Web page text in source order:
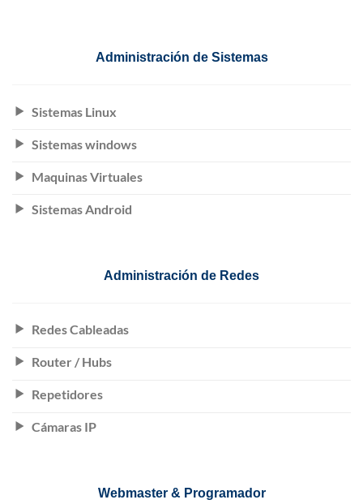
Administración de Sistemas
Sistemas Linux
Sistemas windows
Maquinas Virtuales
Sistemas Android
Administración de Redes
Redes Cableadas
Router / Hubs
Repetidores
Cámaras IP
Webmaster & Programador